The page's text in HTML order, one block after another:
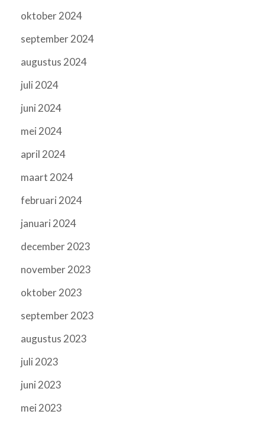
oktober 2024
september 2024
augustus 2024
juli 2024
juni 2024
mei 2024
april 2024
maart 2024
februari 2024
januari 2024
december 2023
november 2023
oktober 2023
september 2023
augustus 2023
juli 2023
juni 2023
mei 2023